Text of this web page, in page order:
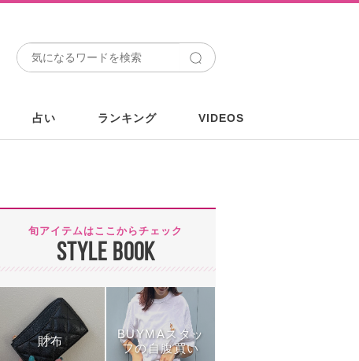
占い ランキング VIDEOS
旬アイテムはここからチェック
STYLE BOOK
財布
BUYMAスタッ
フの自腹買い